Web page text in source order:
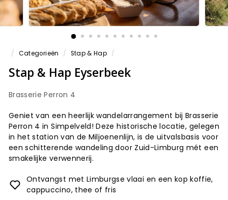
/ Categorieën / Stap & Hap /
Stap & Hap Eyserbeek
Brasserie Perron 4
Geniet van een heerlijk wandelarrangement bij Brasserie
Perron 4 in Simpelveld! Deze historische locatie, gelegen
in het station van de Miljoenenlijn, is de uitvalsbasis voor
een schitterende wandeling door Zuid-Limburg mét een
smakelijke verwennerij.
Ontvangst met Limburgse vlaai en een kop koffie,
cappuccino, thee of fris